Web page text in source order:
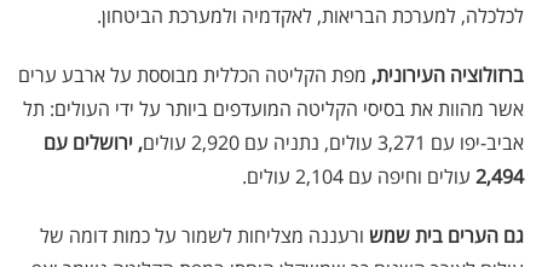
לכלכלה, למערכת הבריאות, לאקדמיה ולמערכת הביטחון.
ברזולוציה העירונית, מפת הקליטה הכללית מבוססת על ארבע ערים
אשר מהוות את בסיסי הקליטה המועדפים ביותר על ידי העולים: תל
אביב-יפו עם 3,271 עולים, נתניה עם 2,920 עולים
, ירושלים עם
2,494 עולים וחיפה עם 2,104 עולים.
גם הערים בית שמש ורעננה מצליחות לשמור על כמות דומה של